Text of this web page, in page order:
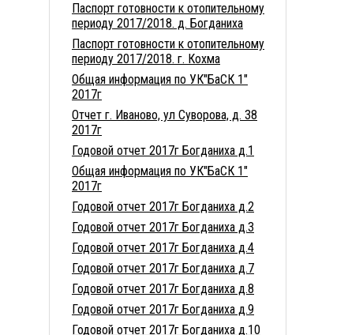
Паспорт готовности к отопительному
периоду 2017/2018. д. Богданиха
Паспорт готовности к отопительному
периоду 2017/2018. г. Кохма
Общая информация по УК"БаСК 1"
2017г
Отчет г. Иваново, ул Суворова, д. 38
2017г
Годовой отчет 2017г Богданиха д.1
Общая информация по УК"БаСК 1"
2017г
Годовой отчет 2017г Богданиха д.2
Годовой отчет 2017г Богданиха д.3
Годовой отчет 2017г Богданиха д.4
Годовой отчет 2017г Богданиха д.7
Годовой отчет 2017г Богданиха д.8
Годовой отчет 2017г Богданиха д.9
Годовой отчет 2017г Богданиха д.10